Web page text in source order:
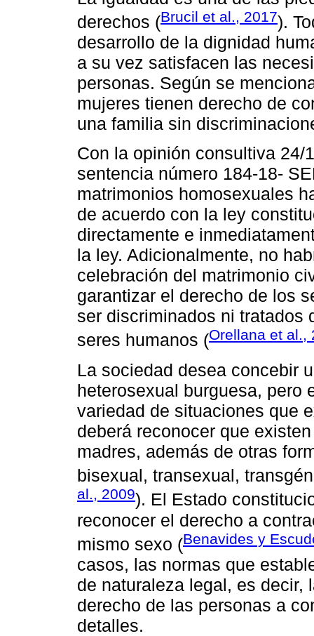
derechos (Brucil et al., 2017).
desarrollo de la dignidad
a su vez satisfacen las
personas. Según se
mujeres tienen derecho de
una familia sin
Con la opinión consultiva
sentencia número 184-18-
matrimonios homosexuales
de acuerdo con la ley
directamente e
la ley. Adicionalmente, no
celebración del matrimonio
garantizar el derecho de los
ser discriminados ni tratados
seres humanos (Orellana et al.,
La sociedad desea concebir
heterosexual burguesa, pero
variedad de situaciones que
deberá reconocer que
madres, además de otras
bisexual, transexual,
al., 2009). El Estado
reconocer el derecho a
mismo sexo (Benavides y
casos, las normas que
de naturaleza legal, es decir,
derecho de las personas a
detalles.